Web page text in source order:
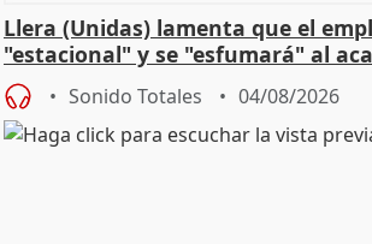
Llera (Unidas) lamenta que el
"estacional" y se "esfumará" al
Sonido Totales 04/08/2026